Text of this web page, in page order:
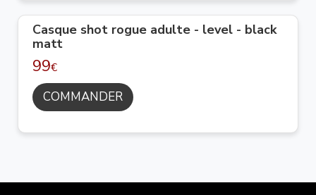
Casque shot rogue adulte - level - black
matt
99€
COMMANDER